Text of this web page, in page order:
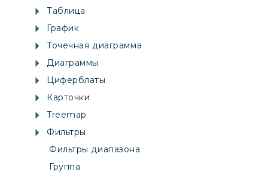
Таблица
График
Точечная диаграмма
Диаграммы
Циферблаты
Карточки
Treemap
Фильтры
Фильтры диапазона
Группа